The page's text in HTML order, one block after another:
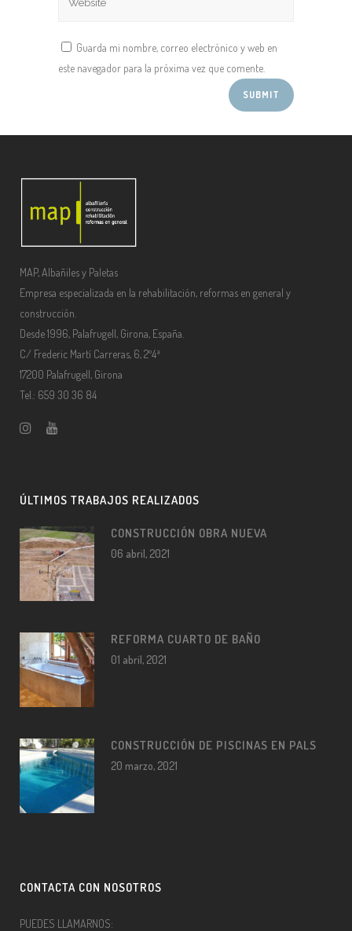
Guarda mi nombre, correo electrónico y web en
este navegador para la próxima vez que comente.
MAP, Albañiles y Paletas
Empresa especializada en la rehabilitación, reformas en general y
construcción.
Desde 1996, Palafrugell, Girona, España.
C/ Frederic Martí Carreras, 6, 2º4ª
17200 Palafrugell, Girona
Tel.: 659 30 36 84
ÚLTIMOS TRABAJOS REALIZADOS
CONSTRUCCIÓN OBRA NUEVA
06 abril, 2021
REFORMA CUARTO DE BAÑO
01 abril, 2021
CONSTRUCCIÓN DE PISCINAS EN PALS
20 marzo, 2021
CONTACTA CON NOSOTROS
PUEDES LLAMARNOS: